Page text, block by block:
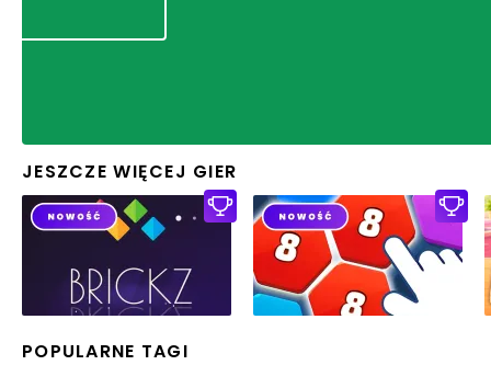
JESZCZE WIĘCEJ GIER
POPULARNE TAGI